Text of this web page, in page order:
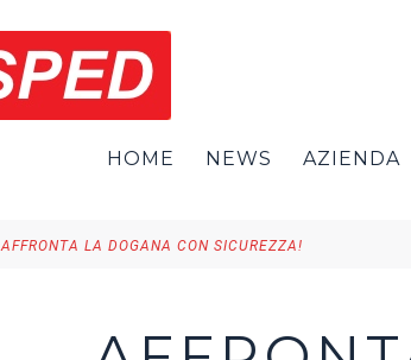
HOME NEWS AZIENDA
AFFRONTA LA DOGANA CON SICUREZZA!